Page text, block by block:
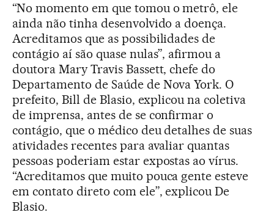
“No momento em que tomou o metrô, ele
ainda não tinha desenvolvido a doença.
Acreditamos que as possibilidades de
contágio aí são quase nulas”, afirmou a
doutora Mary Travis Bassett, chefe do
Departamento de Saúde de Nova York. O
prefeito, Bill de Blasio, explicou na coletiva
de imprensa, antes de se confirmar o
contágio, que o médico deu detalhes de suas
atividades recentes para avaliar quantas
pessoas poderiam estar expostas ao vírus.
“Acreditamos que muito pouca gente esteve
em contato direto com ele”, explicou De
Blasio.